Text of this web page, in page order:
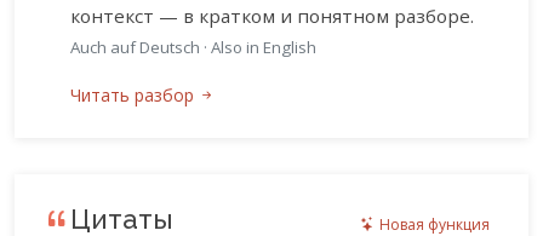
контекст — в кратком и понятном разборе.
Auch auf Deutsch · Also in English
Читать разбор
Цитаты Новая функция